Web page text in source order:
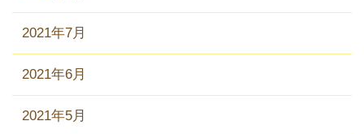
2021年7月
2021年6月
2021年5月